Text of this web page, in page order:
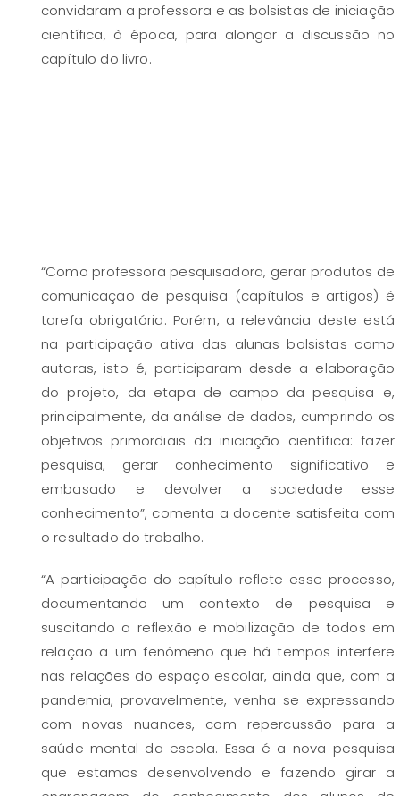
convidaram a professora e as bolsistas de iniciação
científica, à época, para alongar a discussão no
capítulo do livro.
“Como professora pesquisadora, gerar produtos de
comunicação de pesquisa (capítulos e artigos) é
tarefa obrigatória. Porém, a relevância deste está
na participação ativa das alunas bolsistas como
autoras, isto é, participaram desde a elaboração
do projeto, da etapa de campo da pesquisa e,
principalmente, da análise de dados, cumprindo os
objetivos primordiais da iniciação científica: fazer
pesquisa, gerar conhecimento significativo e
embasado e devolver a sociedade esse
conhecimento”, comenta a docente satisfeita com
o resultado do trabalho.
“A participação do capítulo reflete esse processo,
documentando um contexto de pesquisa e
suscitando a reflexão e mobilização de todos em
relação a um fenômeno que há tempos interfere
nas relações do espaço escolar, ainda que, com a
pandemia, provavelmente, venha se expressando
com novas nuances, com repercussão para a
saúde mental da escola. Essa é a nova pesquisa
que estamos desenvolvendo e fazendo girar a